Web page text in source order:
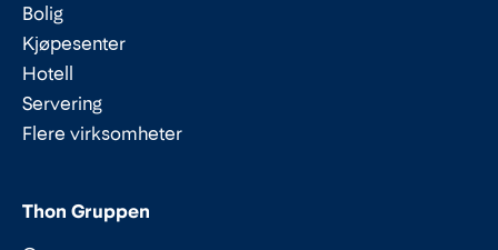
Bolig
Kjøpesenter
Hotell
Servering
Flere virksomheter
Thon Gruppen